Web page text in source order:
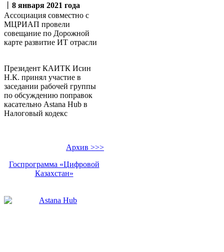
8 января 2021 года
Ассоциация совместно с
МЦРИАП провели
совещание по Дорожной
карте развитие ИТ отрасли
Президент КАИТК Исин
Н.К. принял участие в
заседании рабочей группы
по обсуждению поправок
касательно Аstana Hub в
Налоговый кодекс
Архив >>>
Госпрограмма «Цифровой
Казахстан»